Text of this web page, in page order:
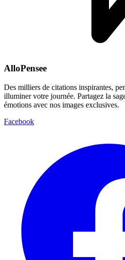
AlloPensee
Des milliers de citations inspirantes,
illuminer votre journée. Partagez la
émotions avec nos images exclusives.
Facebook